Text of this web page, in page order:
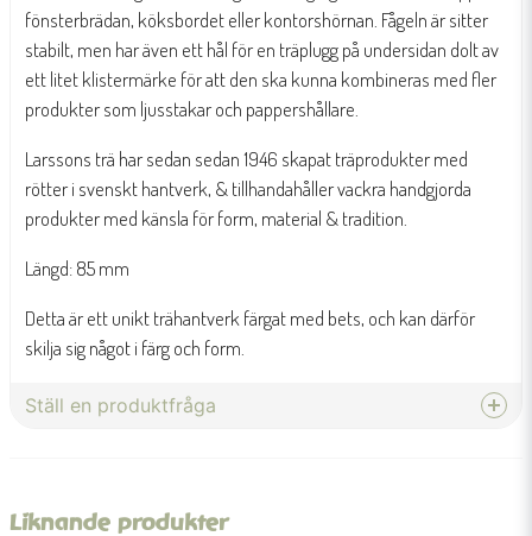
fönsterbrädan, köksbordet eller kontorshörnan. Fågeln är sitter
stabilt, men har även ett hål för en träplugg på undersidan dolt av
ett litet klistermärke för att den ska kunna kombineras med fler
produkter som ljusstakar och pappershållare.
Larssons trä har sedan sedan 1946 skapat träprodukter med
rötter i svenskt hantverk, & tillhandahåller vackra handgjorda
produkter med känsla för form, material & tradition.
Längd: 85 mm
Detta är ett unikt trähantverk färgat med bets, och kan därför
skilja sig något i färg och form.
Ställ en produktfråga
Liknande produkter